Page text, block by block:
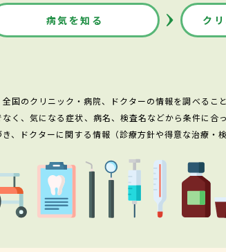
病気を知る ク
国のクリニック・病院、ドクターの情報を調べるこ
、気になる症状、病名、検査名などから条件に合
、ドクターに関する情報（診療方針や得意な治療・